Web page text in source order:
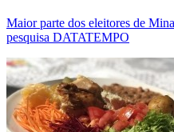
Maior parte dos eleitores de
pesquisa DATATEMPO